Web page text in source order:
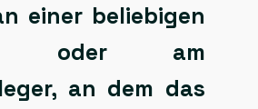
einer beliebigen
oder am
an dem das